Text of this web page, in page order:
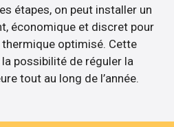
étapes, on peut installer un
économique et discret pour
optimisé. Cette
possibilité de réguler la
tout au long de l’année.